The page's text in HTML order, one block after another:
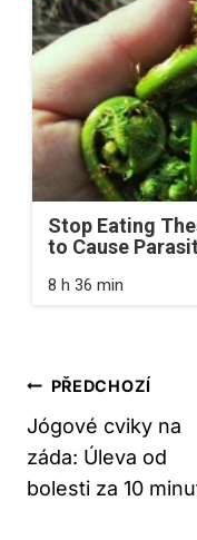
Stop Eating
to Cause
8 h 36 min
Navigace
Pro
Příspěvek
PŘEDCHOZÍ
Jógové cviky na
záda: Úleva od
bolesti za 10